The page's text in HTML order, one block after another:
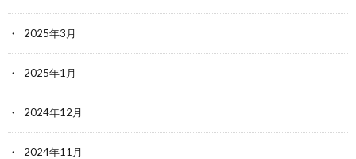
2025年3月
2025年1月
2024年12月
2024年11月